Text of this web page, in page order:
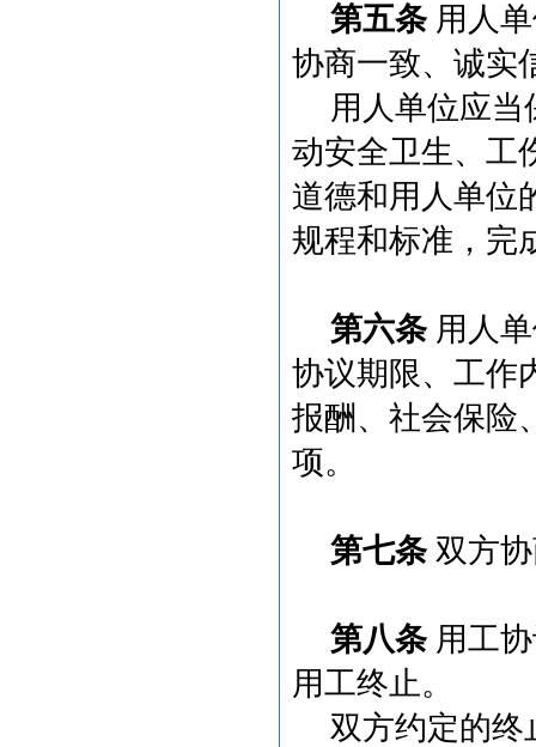
第五条 用人
协商一致、诚实
用人单位应
动安全卫生、工
道德和用人单位
规程和标准，完
第六条用人单
协议期限、工作
报酬、社会保险
项。
第七条双方协
第八条用工协
用工终止。
双方约定的终